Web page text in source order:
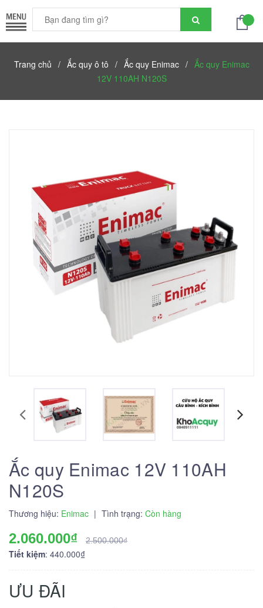
Trang chủ / Ắc quy ô tô / Ắc quy Enimac / Ắc quy Enimac
12V 110AH N120S
Ắc quy Enimac 12V 110AH
N120S
Thương hiệu: Enimac | Tình trạng: Còn hàng
2.060.000₫ 2.500.000₫
Tiết kiệm: 440.000₫
ƯU ĐÃI